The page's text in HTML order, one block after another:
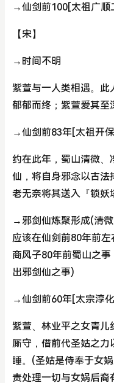
→仙剑前100[太祖广顺
【宋】
→时间不明
紫萱与一人类相遇。此
郁郁而终；紫萱爱其至
→仙剑前83年[太祖开
约在此年，蜀山清微、
仙，将自身邪念以古法
老无奈将其送入『锁妖
→邪剑仙炼聚形成(清
应该在仙剑前80年前
商风子80年前蜀山之
出邪剑仙之事)
→仙剑前60年[太宗淳
紫萱、林业平之女青儿
厮守，借前代圣姑之力
睡。(圣姑是侍奉于女
责处理一切与女娲后裔